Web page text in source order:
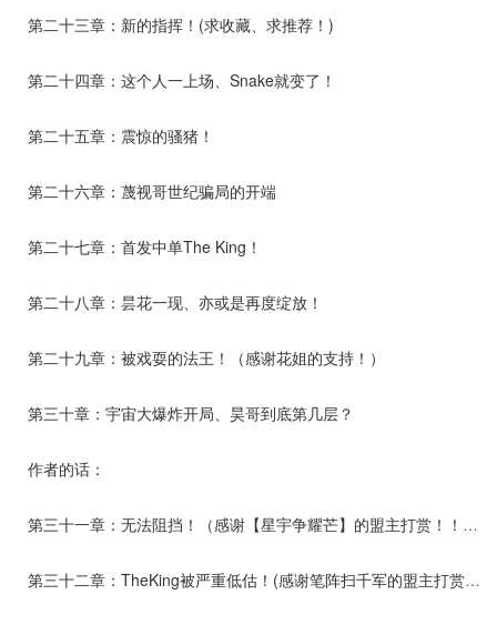
第二十三章：新的指挥！(求收藏、求推荐！)
第二十四章：这个人一上场、Snake就变了！
第二十五章：震惊的骚猪！
第二十六章：蔑视哥世纪骗局的开端
第二十七章：首发中单The King！
第二十八章：昙花一现、亦或是再度绽放！
第二十九章：被戏耍的法王！（感谢花姐的支持！）
第三十章：宇宙大爆炸开局、昊哥到底第几层？
作者的话：
第三十一章：无法阻挡！（感谢【星宇争耀芒】的盟主打赏！！！）
第三十二章：TheKing被严重低估！(感谢笔阵扫千军的盟主打赏！！)